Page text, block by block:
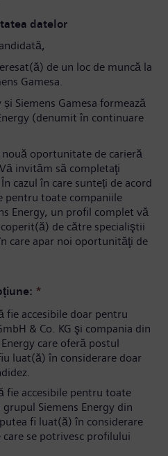
datelor
de un loc de muncă la
Gamesa.
Siemens Gamesa formează
(denumit în continuare
oportunitate de carieră
invităm să completaţi
cazul în care sunteți de acord
pentru toate companiile
Energy, un profil complet vă
de către specialiştii
care apar noi oportunităţi de
*
fie accesibile doar pentru
& Co. KG şi compania din
care oferă postul
luat(ă) în considerare doar
fie accesibile pentru toate
Siemens Energy din
fi luat(ă) în considerare
se potrivesc profilului